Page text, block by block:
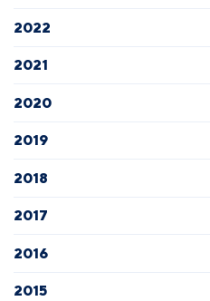
2022
2021
2020
2019
2018
2017
2016
2015